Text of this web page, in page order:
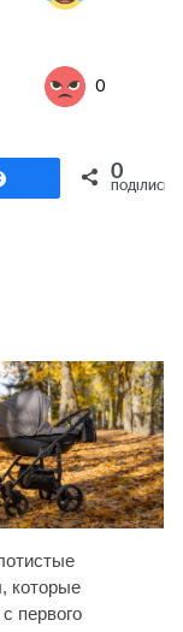
0
Поділитися0
ПОДІЛИСЬ
которые
первого